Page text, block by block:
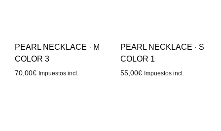
PEARL NECKLACE · M
COLOR 3
70,00€ Impuestos incl.
PEARL NECKLACE · S
COLOR 1
55,00€ Impuestos incl.